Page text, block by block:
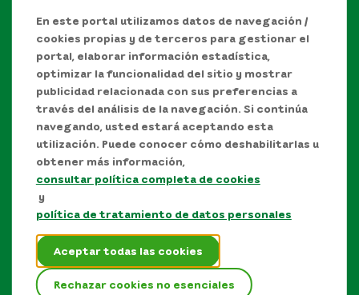
En este portal utilizamos datos de navegación /
cookies propias y de terceros para gestionar el
portal, elaborar información estadística,
optimizar la funcionalidad del sitio y mostrar
publicidad relacionada con sus preferencias a
través del análisis de la navegación. Si continúa
navegando, usted estará aceptando esta
utilización. Puede conocer cómo deshabilitarlas u
obtener más información,
consultar política completa de cookies
y
política de tratamiento de datos personales
Aceptar todas las cookies
Rechazar cookies no esenciales
Manual de Derechos de Autor y/o autorización de
uso sobre los contenidos
Política de protección de datos personales
Términos y condiciones del sitio
Mapa del sitio